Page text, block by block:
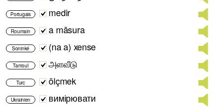
Portugais medir
Roumain a măsura
Soninké (na a) xense
Tamoul அளவீடு
Turc ölçmek
Ukrainien вимірювати